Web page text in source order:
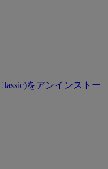
をアンインストー